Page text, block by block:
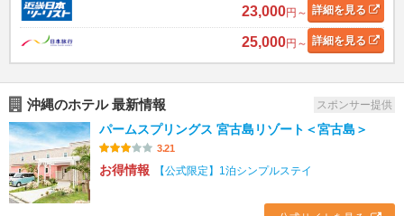
23,000円～ 詳細を見る
25,000円～ 詳細を見る
沖縄のホテル 最新情報 スポンサー提供
パームスプリングス 宮古島リゾート＜宮古島＞
3.21
お得情報 【公式限定】1泊シンプルステイ